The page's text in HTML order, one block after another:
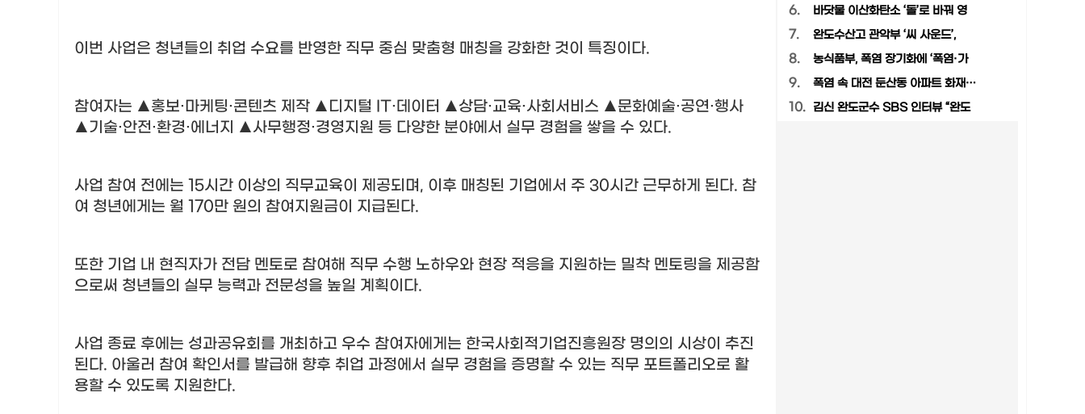
이번 사업은 청년들의 취업 수요를 반영한 직무 중심 맞춤형 매칭을 강화한 것이 특징이다.
참여자는 ▲홍보· 마케팅·콘텐츠 제작 ▲ 디지털 IT· 데이터 ▲상담·교육·사회서비스 ▲문화예술·공연·행사
▲기술·안전·환경·에너지 ▲사무행정·경영지원 등 다양한 분야에서 실무 경험을 쌓을 수 있다.
사업 참여 전에는 15시간 이상의 직무교육이 제공되며, 이후 매칭된 기업에서 주 30시간 근무하게 된다. 참
여 청년에게는 월 170만 원의 참여지원금이 지급된다.
또한 기업 내 현직자가 전담 멘토로 참여해 직무 수행 노하우와 현장 적응을 지원하는 밀착 멘토링을 제공함
으로써 청년들의 실무 능력과 전문성을 높일 계획이다.
사업 종료 후에는 성과공유회를 개최하고 우수 참여자에게는 한국사회적기업진흥원장 명의의 시상이 추진
된다. 아울러 참여 확인서를 발급해 향후 취업 과정에서 실무 경험을 증명할 수 있는 직무 포트폴리오로 활
용할 수 있도록 지원한다.
6. 바닷물 이산화탄소 ‘돌’로 바꿔 영
7. 완도수산고 관악부 ‘씨 사운드’,
8. 농식품부, 폭염 장기화에 ‘폭염·가
9. 폭염 속 대전 둔산동 아파트 화재…
10. 김신 완도군수 SBS 인터뷰 “완도